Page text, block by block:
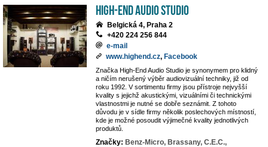
High-End Audio Studio
Belgická 4, Praha 2
+420 224 256 844
e-mail
www.highend.cz, Facebook
Značka High-End Audio Studio je synonymem pro klidný
a ničím nerušený výběr audiovizuální techniky, již od
roku 1992. V sortimentu firmy jsou přístroje nejvyšší
kvality s jejichž akustickými, vizuálními či technickými
vlastnostmi je nutné se dobře seznámit. Z tohoto
důvodu je v sídle firmy několik poslechových místností,
kde je možné posoudit výjimečné kvality jednotlivých
produktů.
Značky: Benz-Micro, Brassany, C.E.C.,